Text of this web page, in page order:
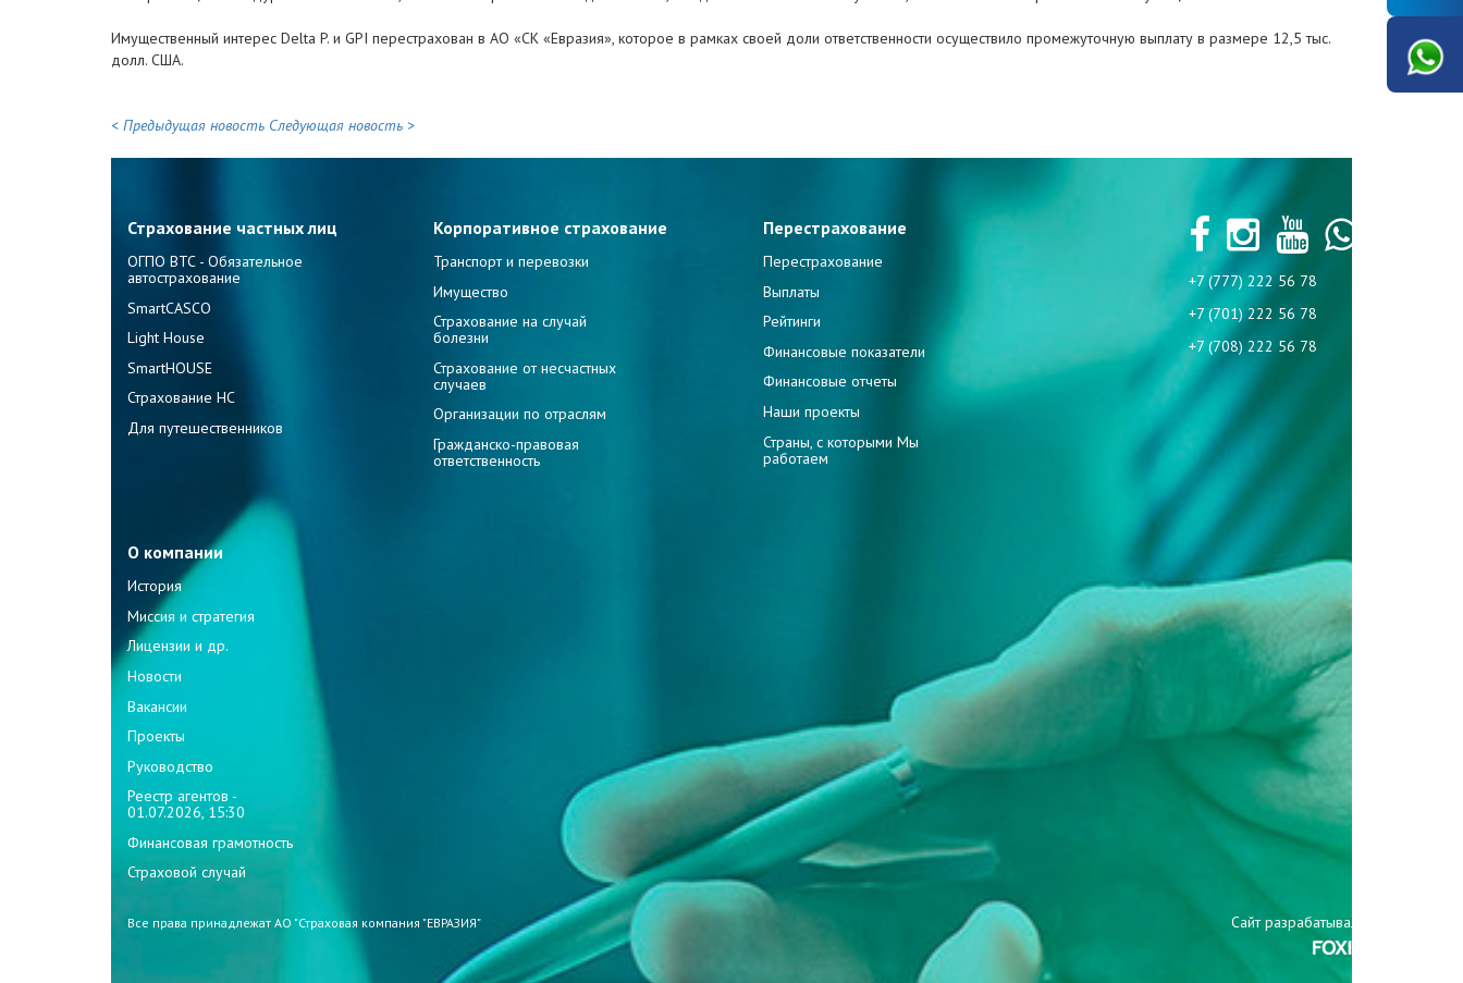
Имущественный интерес Delta P. и GPI перестрахован в АО «СК «Евразия», которое в рамках своей доли ответственности осуществило промежуточную выплату в размере 12,5 тыс.
долл. США.
< Предыдущая новость Следующая новость >
Страхование частных лиц
ОГПО ВТС - Обязательное
автострахование
SmartCASCO
Light House
SmartHOUSE
Страхование НС
Для путешественников
Корпоративное страхование
Транспорт и перевозки
Имущество
Страхование на случай
болезни
Страхование от несчастных
случаев
Организации по отраслям
Гражданско-правовая
ответственность
Перестрахование
Перестрахование
Выплаты
Рейтинги
Финансовые показатели
Финансовые отчеты
Наши проекты
Страны, с которыми Мы
работаем
О компании
История
Миссия и стратегия
Лицензии и др.
Новости
Вакансии
Проекты
Руководство
Реестр агентов -
01.07.2026, 15:30
Финансовая грамотность
Страховой случай
+7 (777) 222 56 78
+7 (701) 222 56 78
+7 (708) 222 56 78
Все права принадлежат АО "Страховая компания "ЕВРАЗИЯ" Сайт разрабатывали: